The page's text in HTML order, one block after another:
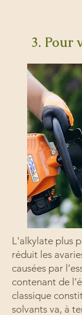
3. Pour
L'alkylate plus
réduit les
causées par
contenant de
classique
solvants va, à